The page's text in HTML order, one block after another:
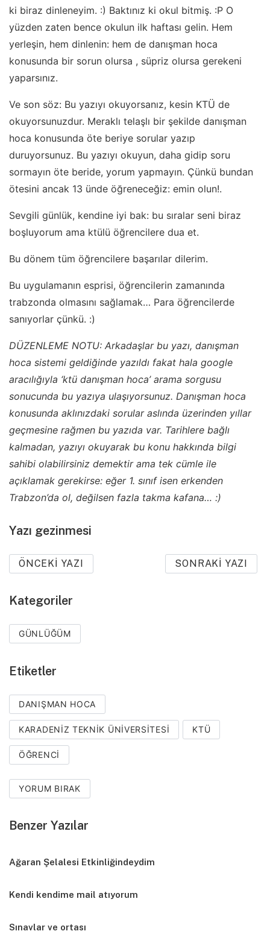
ki biraz dinleneyim. :) Baktınız ki okul bitmiş. :P O
yüzden zaten bence okulun ilk haftası gelin. Hem
yerleşin, hem dinlenin: hem de danışman hoca
konusunda bir sorun olursa , süpriz olursa gerekeni
yaparsınız.
Ve son söz: Bu yazıyı okuyorsanız, kesin KTÜ de
okuyorsunuzdur. Meraklı telaşlı bir şekilde danışman
hoca konusunda öte beriye sorular yazıp
duruyorsunuz. Bu yazıyı okuyun, daha gidip soru
sormayın öte beride, yorum yapmayın. Çünkü bundan
ötesini ancak 13 ünde öğreneceğiz: emin olun!.
Sevgili günlük, kendine iyi bak: bu sıralar seni biraz
boşluyorum ama ktülü öğrencilere dua et.
Bu dönem tüm öğrencilere başarılar dilerim.
Bu uygulamanın esprisi, öğrencilerin zamanında
trabzonda olmasını sağlamak… Para öğrencilerde
sanıyorlar çünkü. :)
DÜZENLEME NOTU: Arkadaşlar bu yazı, danışman
hoca sistemi geldiğinde yazıldı fakat hala google
aracılığıyla ‘ktü danışman hoca’ arama sorgusu
sonucunda bu yazıya ulaşıyorsunuz. Danışman hoca
konusunda aklınızdaki sorular aslında üzerinden yıllar
geçmesine rağmen bu yazıda var. Tarihlere bağlı
kalmadan, yazıyı okuyarak bu konu hakkında bilgi
sahibi olabilirsiniz demektir ama tek cümle ile
açıklamak gerekirse: eğer 1. sınıf isen erkenden
Trabzon’da ol, değilsen fazla takma kafana… :)
Yazı gezinmesi
ÖNCEKI YAZI SONRAKI YAZI
Kategoriler
GÜNLÜĞÜM
Etiketler
DANIŞMAN HOCA
KARADENIZ TEKNIK ÜNIVERSITESI KTÜ
ÖĞRENCI
YORUM BIRAK
Benzer Yazılar
Ağaran Şelalesi Etkinliğindeydim
Kendi kendime mail atıyorum
Sınavlar ve ortası